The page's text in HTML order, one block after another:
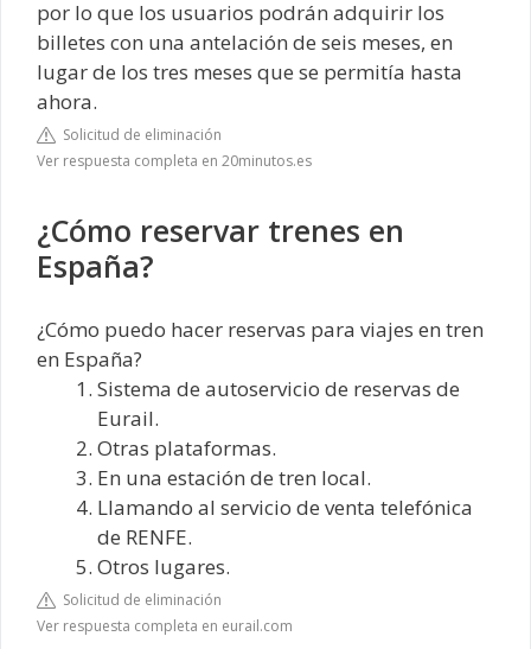
por lo que los usuarios podrán adquirir los
billetes con una antelación de seis meses, en
lugar de los tres meses que se permitía hasta
ahora.
Solicitud de eliminación
Ver respuesta completa en 20minutos.es
¿Cómo reservar trenes en
España?
¿Cómo puedo hacer reservas para viajes en tren
en España?
Sistema de autoservicio de reservas de
Eurail.
Otras plataformas.
En una estación de tren local.
Llamando al servicio de venta telefónica
de RENFE.
Otros lugares.
Solicitud de eliminación
Ver respuesta completa en eurail.com